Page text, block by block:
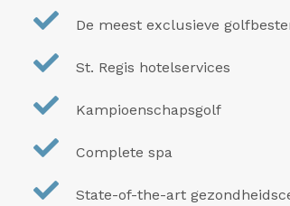
De meest exclusieve
St. Regis hotelservices
Kampioenschapsgolf
Complete spa
State-of-the-art